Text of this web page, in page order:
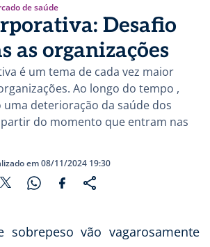
de saúde
Desafio
as organizações
é um tema de cada vez maior
Ao longo do tempo ,
deterioração da saúde dos
do momento que entram nas
em 08/11/2024 19:30
sobrepeso vão vagarosamente